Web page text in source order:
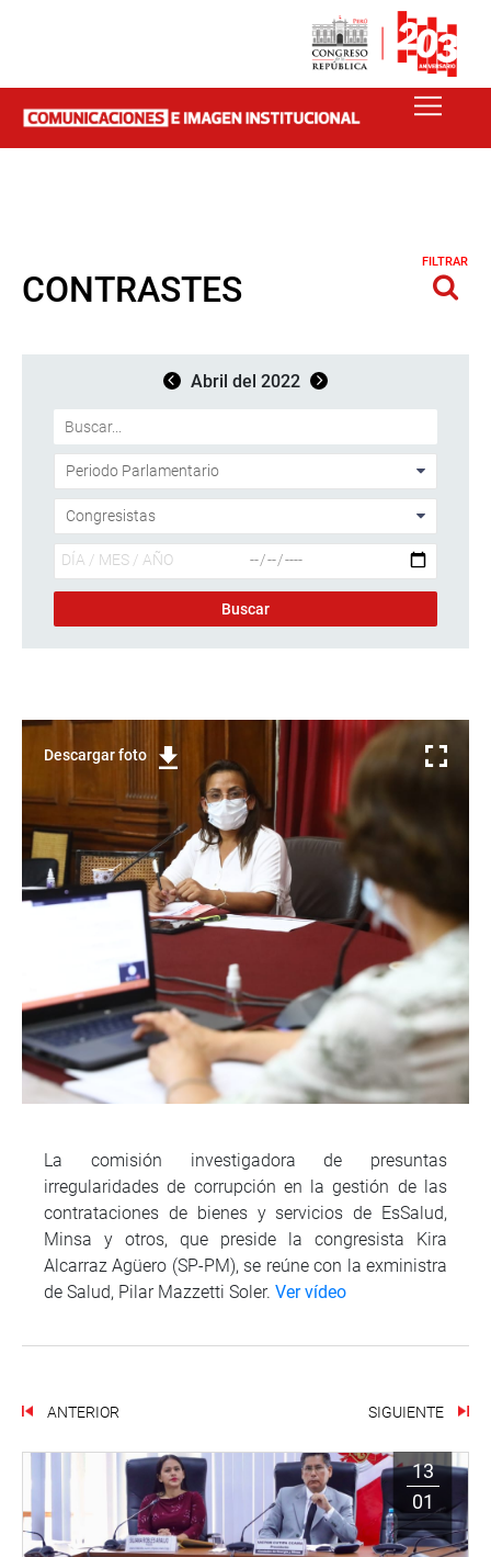
CONTRASTES
FILTRAR
Abril del 2022
Descargar foto
La comisión investigadora de presuntas
irregularidades de corrupción en la gestión de las
contrataciones de bienes y servicios de EsSalud,
Minsa y otros, que preside la congresista Kira
Alcarraz Agüero (SP-PM), se reúne con la exministra
de Salud, Pilar Mazzetti Soler. Ver vídeo
ANTERIOR SIGUIENTE
13
01